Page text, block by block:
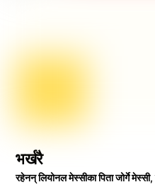
भर्खरै
रहेनन् लियोनल मेस्सीका पिता जोर्गे